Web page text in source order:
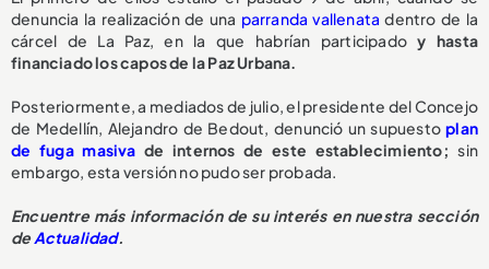
denuncia la realización de una parranda vallenatadentro de la
cárcel de La Paz, en la que habrían participadoy hasta
financiado los capos de la Paz Urbana.
Posteriormente, a mediados de julio, el presidente del Concejo
de Medellín, Alejandro de Bedout, denunció un supuesto plan
de fuga masivade internos de este establecimiento;sin
embargo, esta versión no pudo ser probada.
Encuentre más información de su interés en nuestra sección
deActualidad.